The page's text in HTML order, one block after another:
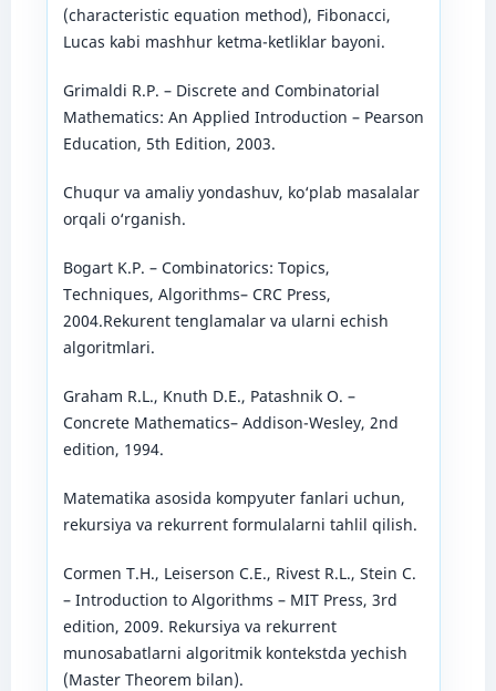
(characteristic equation method), Fibonacci,
Lucas kabi mashhur ketma-ketliklar bayoni.
Grimaldi R.P. – Discrete and Combinatorial
Mathematics: An Applied Introduction – Pearson
Education, 5th Edition, 2003.
Chuqur va amaliy yondashuv, ko‘plab masalalar
orqali o‘rganish.
Bogart K.P. – Combinatorics: Topics,
Techniques, Algorithms– CRC Press,
2004.Rekurent tenglamalar va ularni echish
algoritmlari.
Graham R.L., Knuth D.E., Patashnik O. –
Concrete Mathematics– Addison-Wesley, 2nd
edition, 1994.
Matematika asosida kompyuter fanlari uchun,
rekursiya va rekurrent formulalarni tahlil qilish.
Cormen T.H., Leiserson C.E., Rivest R.L., Stein C.
– Introduction to Algorithms – MIT Press, 3rd
edition, 2009. Rekursiya va rekurrent
munosabatlarni algoritmik kontekstda yechish
(Master Theorem bilan).